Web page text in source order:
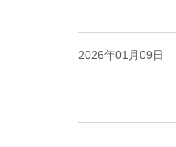
2026年01月09日